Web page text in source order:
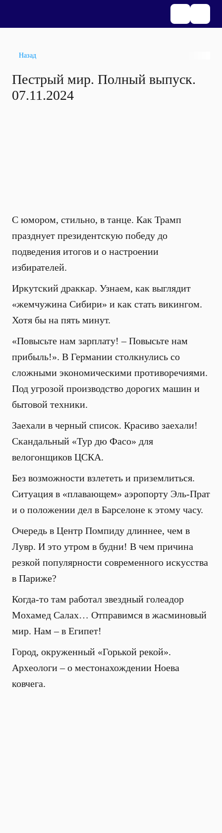
Назад
Пестрый мир. Полный выпуск.
07.11.2024
С юмором, стильно, в танце. Как Трамп
празднует президентскую победу до
подведения итогов и о настроении
избирателей.
Иркутский драккар. Узнаем, как выглядит
«жемчужина Сибири» и как стать викингом.
Хотя бы на пять минут.
«Повысьте нам зарплату! – Повысьте нам
прибыль!». В Германии столкнулись со
сложными экономическими противоречиями.
Под угрозой производство дорогих машин и
бытовой техники.
Заехали в черный список. Красиво заехали!
Скандальный «Тур дю Фасо» для
велогонщиков ЦСКА.
Без возможности взлететь и приземлиться.
Ситуация в «плавающем» аэропорту Эль-Прат
и о положении дел в Барселоне к этому часу.
Очередь в Центр Помпиду длиннее, чем в
Лувр. И это утром в будни! В чем причина
резкой популярности современного искусства
в Париже?
Когда-то там работал звездный голеадор
Мохамед Салах… Отправимся в жасминовый
мир. Нам – в Египет!
Город, окруженный «Горькой рекой».
Археологи – о местонахождении Ноева
ковчега.